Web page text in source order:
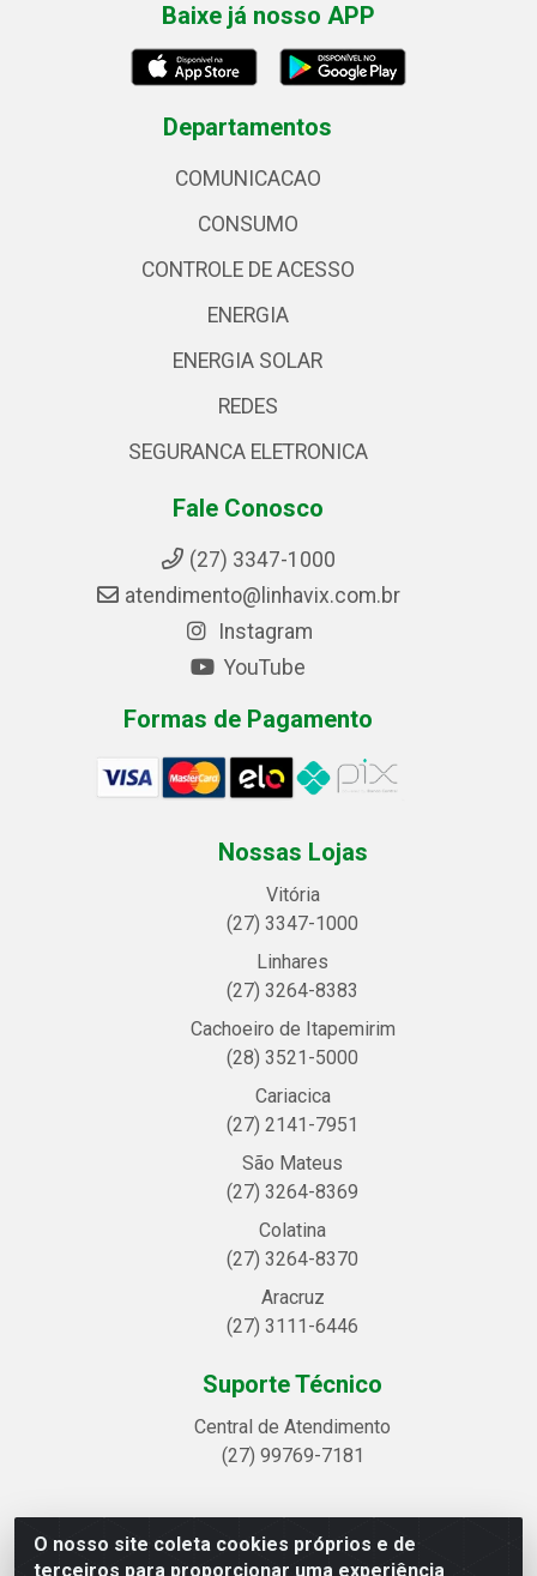
O nosso site coleta cookies próprios e de
terceiros para proporcionar uma experiência
Baixe já nosso APP
Departamentos
COMUNICACAO
CONSUMO
CONTROLE DE ACESSO
ENERGIA
ENERGIA SOLAR
REDES
SEGURANCA ELETRONICA
Fale Conosco
(27) 3347-1000
atendimento@linhavix.com.br
Instagram
YouTube
Formas de Pagamento
Nossas Lojas
Vitória
(27) 3347-1000
Linhares
(27) 3264-8383
Cachoeiro de Itapemirim
(28) 3521-5000
Cariacica
(27) 2141-7951
São Mateus
(27) 3264-8369
Colatina
(27) 3264-8370
Aracruz
(27) 3111-6446
Suporte Técnico
Central de Atendimento
(27) 99769-7181
Linhavix Distribuidora LTDA - Avenida Alegre, 2521 -